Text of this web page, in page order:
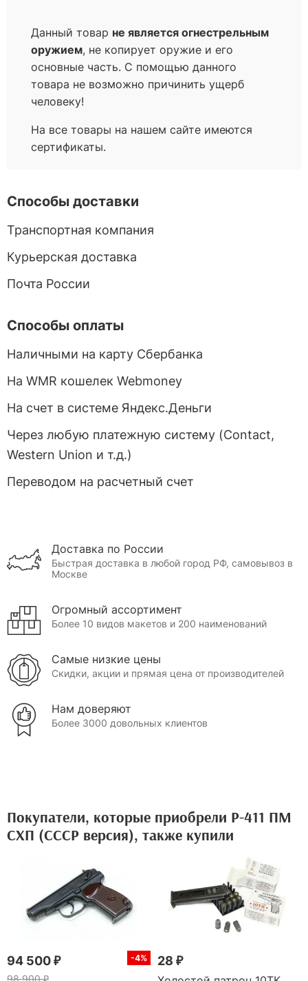
Данный товар не является огнестрельным
оружием, не копирует оружие и его
основные часть. С помощью данного
товара не возможно причинить ущерб
человеку!
На все товары на нашем сайте имеются
сертификаты.
Способы доставки
Транспортная компания
Курьерская доставка
Почта России
Способы оплаты
Наличными на карту Сбербанка
На WMR кошелек Webmoney
На счет в системе Яндекс.Деньги
Через любую платежную систему (Contact,
Western Union и т.д.)
Переводом на расчетный счет
Доставка по России
Быстрая доставка в любой город РФ, самовывоз в
Москве
Огромный ассортимент
Более 10 видов макетов и 200 наименований
Самые низкие цены
Скидки, акции и прямая цена от производителей
Нам доверяют
Более 3000 довольных клиентов
Покупатели, которые приобрели Р-411 ПМ
СХП (СССР версия), также купили
94 500 ₽
98 900 ₽
-4% 28 ₽